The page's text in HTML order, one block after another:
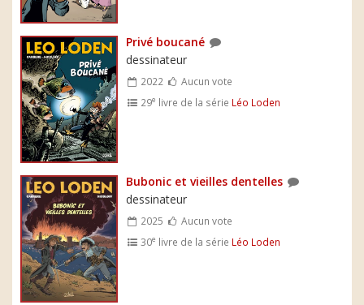
Privé boucané
dessinateur
2022
Aucun vote
29e livre de la série Léo Loden
Bubonic et vieilles dentelles
dessinateur
2025
Aucun vote
30e livre de la série Léo Loden